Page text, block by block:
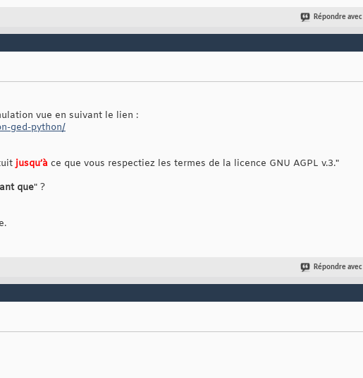
Répondre
vue en suivant le lien :
ged-python/
jusqu’à ce que vous respectiez les termes de la licence GNU AGPL v.3."
que" ?
Répondre